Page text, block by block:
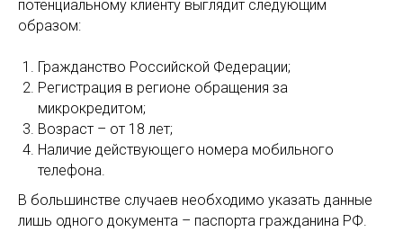
потенциальному клиенту выглядит следующим
образом:
Гражданство Российской Федерации;
Регистрация в регионе обращения за
микрокредитом;
Возраст – от 18 лет;
Наличие действующего номера мобильного
телефона.
В большинстве случаев необходимо указать данные
лишь одного документа – паспорта гражданина РФ.